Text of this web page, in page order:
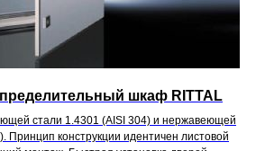
шкаф RITTAL
стали 1.4301 (AISI 304) и нержавеющей
Принцип конструкции идентичен листовой